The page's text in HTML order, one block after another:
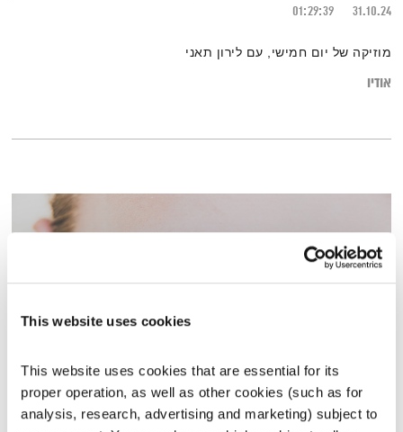
This website uses cookies
This website uses cookies that are essential for its
proper operation, as well as other cookies (such as for
analysis, research, advertising and marketing) subject to
31.10.24
01:29:39
מוזיקה של יום חמישי, עם לירון תאני
אודיו
עולם קטן – 15.11.23
עולם קטן
אורי בנקהלטר